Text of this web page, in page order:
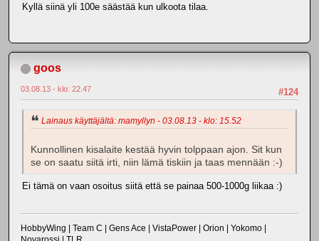
Kyllä siinä yli 100e säästää kun ulkoota tilaa.
goos
#124
03.08.13 - klo: 22.47
Lainaus käyttäjältä: mamyllyn - 03.08.13 - klo: 15.52
Kunnollinen kisalaite kestää hyvin tolppaan ajon. Sit kun
se on saatu siitä irti, niin lämä tiskiin ja taas mennään :-)
Ei tämä on vaan osoitus siitä että se painaa 500-1000g liikaa :)
HobbyWing | Team C | Gens Ace | VistaPower | Orion | Yokomo |